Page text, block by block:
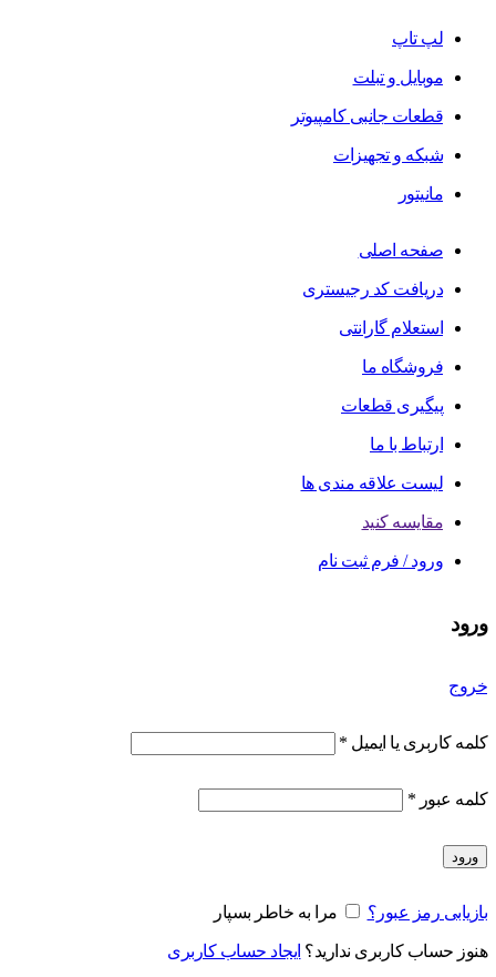
لپ تاپ
موبایل و تبلت
قطعات جانبی کامپیوتر
شبکه و تجهیزات
مانیتور
صفحه اصلی
دریافت کد رجیستری
استعلام گارانتی
فروشگاه ما
پیگیری قطعات
ارتباط با ما
لیست علاقه مندی ها
مقایسه کنید
ورود / فرم ثبت نام
ورود
خروج
کلمه کاربری یا ایمیل *
کلمه عبور *
ورود
بازیابی رمز عبور؟ مرا به خاطر بسپار
هنوز حساب کاربری ندارید؟ ایجاد حساب کاربری